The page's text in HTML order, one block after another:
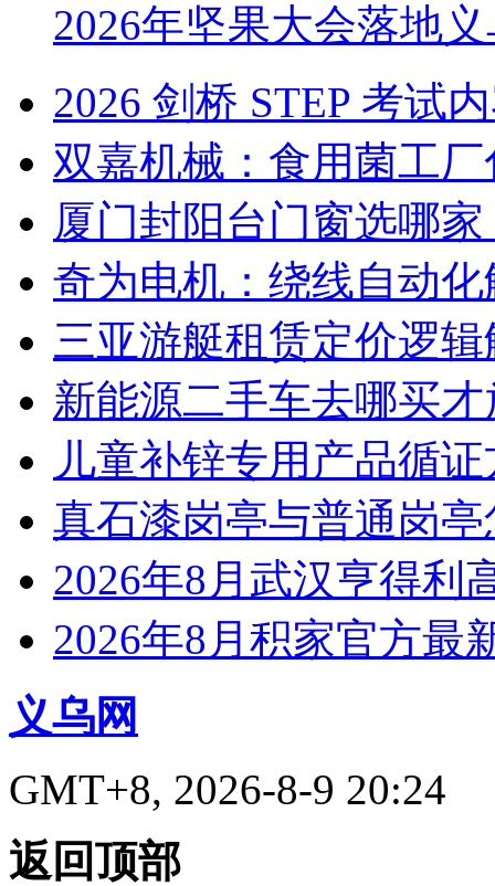
2026年坚果大会落地
2026 剑桥 STEP 考试
双嘉机械：食用菌工
厦门封阳台门窗选哪
奇为电机：绕线自动
三亚游艇租赁定价逻
新能源二手车去哪买
儿童补锌专用产品循
真石漆岗亭与普通岗
2026年8月武汉亨得利
2026年8月积家官方最
义乌网
GMT+8, 2026-8-9 20:24
返回顶部